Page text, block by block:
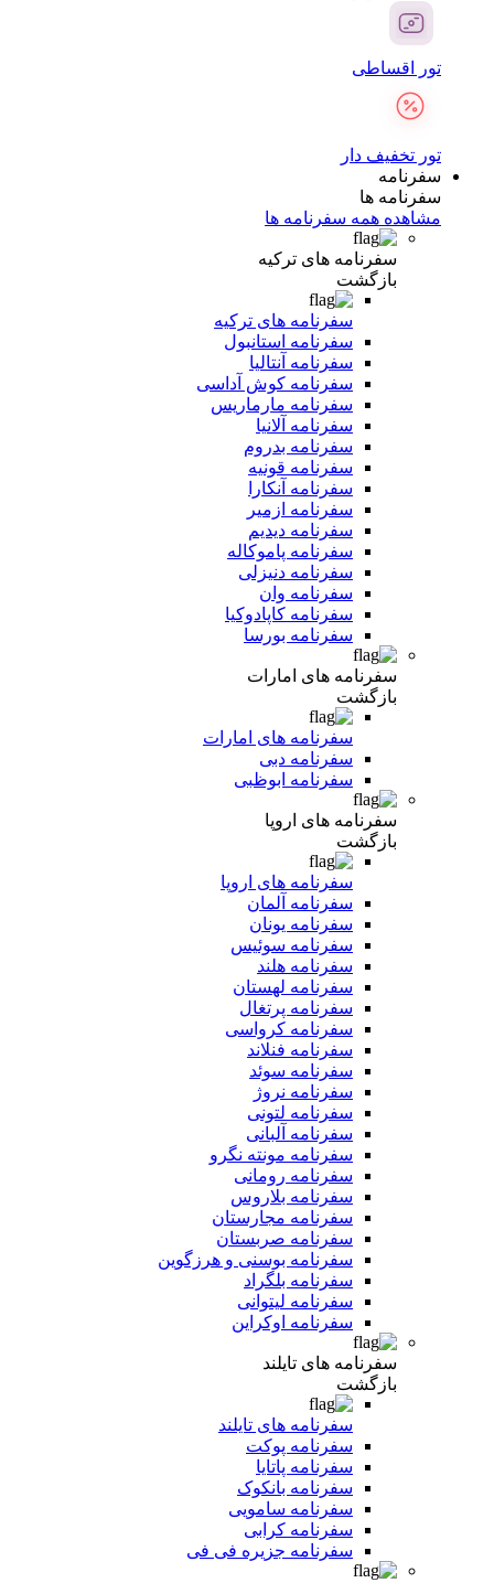
تور اقساطی
تور تخفیف دار
سفرنامه
سفرنامه ها
مشاهده همه سفرنامه ها
سفرنامه های ترکیه
بازگشت
سفرنامه های ترکیه
سفرنامه استانبول
سفرنامه آنتالیا
سفرنامه کوش آداسی
سفرنامه مارماریس
سفرنامه آلانیا
سفرنامه بدروم
سفرنامه قونیه
سفرنامه آنکارا
سفرنامه ازمیر
سفرنامه دیدیم
سفرنامه پاموکاله
سفرنامه دنیزلی
سفرنامه وان
سفرنامه کاپادوکیا
سفرنامه بورسا
سفرنامه های امارات
بازگشت
سفرنامه های امارات
سفرنامه دبی
سفرنامه ابوظبی
سفرنامه های اروپا
بازگشت
سفرنامه های اروپا
سفرنامه آلمان
سفرنامه یونان
سفرنامه سوئیس
سفرنامه هلند
سفرنامه لهستان
سفرنامه پرتغال
سفرنامه کرواسی
سفرنامه فنلاند
سفرنامه سوئد
سفرنامه نروژ
سفرنامه لتونی
سفرنامه آلبانی
سفرنامه مونته نگرو
سفرنامه رومانی
سفرنامه بلاروس
سفرنامه مجارستان
سفرنامه صربستان
سفرنامه بوسنی و هرزگوین
سفرنامه بلگراد
سفرنامه لیتوانی
سفرنامه اوکراین
سفرنامه های تایلند
بازگشت
سفرنامه های تایلند
سفرنامه پوکت
سفرنامه پاتایا
سفرنامه بانکوک
سفرنامه سامویی
سفرنامه کرابی
سفرنامه جزیره فی فی